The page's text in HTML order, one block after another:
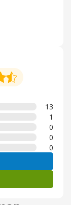
13
1
0
0
0